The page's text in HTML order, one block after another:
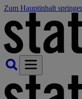
Zum Hauptinhalt